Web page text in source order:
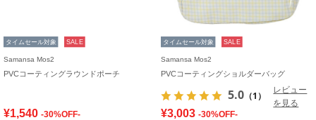
タイムセール対象 SALE
Samansa Mos2
PVCコーティングラウンドポーチ
¥1,540 -30%OFF-
タイムセール対象 SALE
Samansa Mos2
PVCコーティングショルダーバッグ
5.0 （1）
レビュー
を見る
¥3,003 -30%OFF-